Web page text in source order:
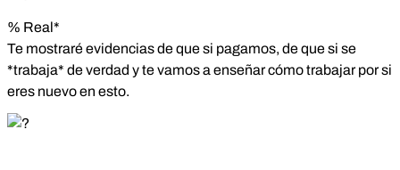
% Real*
Te mostraré evidencias de que si pagamos, de que si se
*trabaja* de verdad y te vamos a enseñar cómo trabajar por si
eres nuevo en esto.